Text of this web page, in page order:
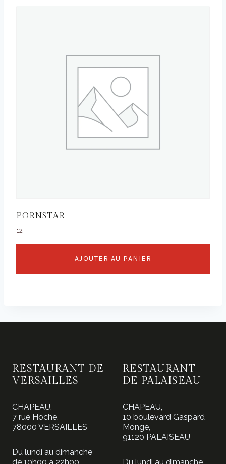
PORNSTAR
12
AJOUTER AU PANIER
RESTAURANT DE
VERSAILLES
CHAPEAU,
7 rue Hoche,
78000 VERSAILLES
Du lundi au dimanche
RESTAURANT
DE PALAISEAU
CHAPEAU,
10 boulevard Gaspard
Monge,
91120 PALAISEAU